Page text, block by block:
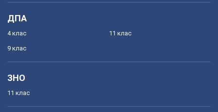
ДПА
4 клас
9 клас
11 клас
ЗНО
11 клас